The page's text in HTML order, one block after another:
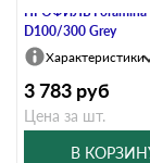
ПРОФИЛЬ Foramina
D100/300 Grey
Характеристики
3 783 руб
Цена за шт.
В